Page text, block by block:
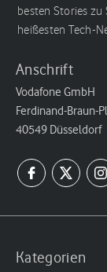
besten Stories
heißesten Tech-
Anschrift
Vodafone GmbH
Ferdinand-Braun-
40549 Düsseldorf
Kategorien